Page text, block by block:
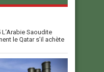
L’Arabie Saoudite
le Qatar s’il achète